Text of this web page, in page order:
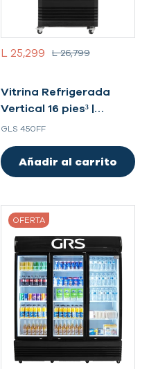
L 25,299 L 26,799
Vitrina Refrigerada
Vertical 16 pies³ |
Modelo GLS 450FF
GLS 450FF
Añadir al carrito
OFERTA